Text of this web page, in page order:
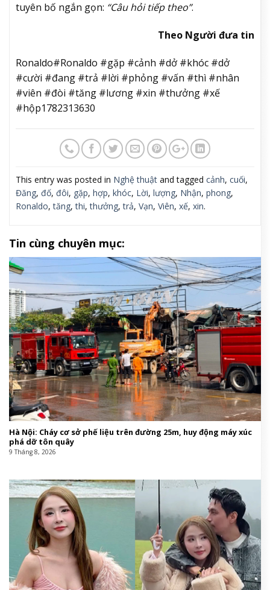
tuyên bố ngắn gọn: “Câu hỏi tiếp theo”.
Theo Người đưa tin
Ronaldo#Ronaldo #gặp #cảnh #dở #khóc #dở
#cười #đang #trả #lời #phỏng #vấn #thì #nhân
#viên #đòi #tăng #lương #xin #thưởng #xế
#hộp1782313630
This entry was posted in Nghệ thuật and tagged cảnh, cuối,
Đăng, đố, đôi, gặp, hợp, khóc, Lời, lượng, Nhận, phong,
Ronaldo,tăng,thi,thưởng,trả, Vạn, Viên, xế, xin.
Tin cùng chuyên mục:
Hà Nội: Cháy cơ sở phế liệu trên đường 25m, huy động máy xúc
phá dỡ tôn quây
9 Tháng 8, 2026